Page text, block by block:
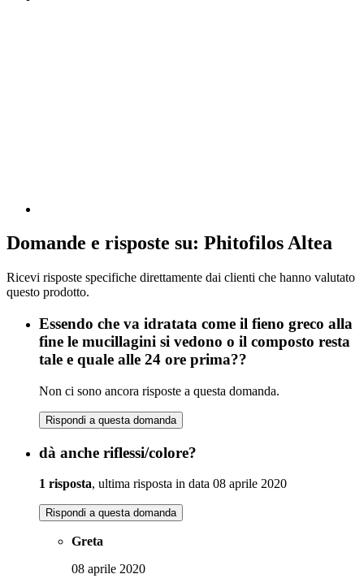
Domande e risposte su: Phitofilos Altea
Ricevi risposte specifiche direttamente dai clienti che hanno valutato
questo prodotto.
Essendo che va idratata come il fieno greco alla
fine le mucillagini si vedono o il composto resta
tale e quale alle 24 ore prima??
Non ci sono ancora risposte a questa domanda.
Rispondi a questa domanda
dà anche riflessi/colore?
1 risposta, ultima risposta in data 08 aprile 2020
Rispondi a questa domanda
Greta
08 aprile 2020